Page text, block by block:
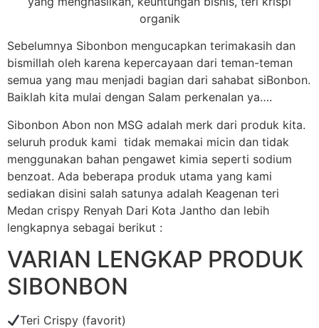
Sebelumnya Sibonbon mengucapkan terimakasih dan
bismillah oleh karena kepercayaan dari teman-teman
semua yang mau menjadi bagian dari sahabat siBonbon.
Baiklah kita mulai dengan Salam perkenalan ya….
Sibonbon Abon non MSG adalah merk dari produk kita.
seluruh produk kami tidak memakai micin dan tidak
menggunakan bahan pengawet kimia seperti sodium
benzoat. Ada beberapa produk utama yang kami
sediakan disini salah satunya adalah Keagenan teri
Medan crispy Renyah Dari Kota Jantho dan lebih
lengkapnya sebagai berikut :
VARIAN LENGKAP PRODUK
SIBONBON
Teri Crispy (favorit)